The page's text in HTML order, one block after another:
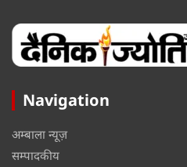
Navigation
अम्बाला न्यूज़
सम्पादकीय